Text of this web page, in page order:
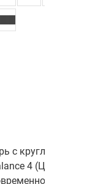
с круглым стеклом
4 (Цвет полотна:
и стильное